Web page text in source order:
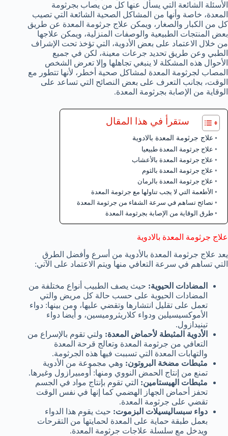
الأسئلة الشائعة التي يسأل عنها كل من يصاب بجرثومة
المعدة، خاصة وأنها من المشاكل الصحية الشائعة التي تصيب
كل من الكبار والصغار، ويمكن علاج جرثومة المعدة عن طريق
بعض المنتجات الطبيعية والوصفات المنزلية، ويمكن علاجها
من خلال الاعتماد على بعض الأدوية، التي تؤخذ تحت الإشراف
الطبي وعن طريق تحديد جرعات معينة، لكن في جميع
الأحوال هذه المشكلة لا ينبغي تجاهلها وإلا تعرض الشخص
المصاب لجرثومة المعدة لمشاكل صحية أخطر، لأنها تتطور مع
الوقت، بجانب التعرف على بعض النصائح التي تساعد على
الوقاية من الإصابة بجرثومة المعدة.
ستقرأ في هذا المقال
علاج جرثومة المعدة بالادوية
علاج جرثومة المعدة طبيعيا
علاج جرثومة المعدة بالأعشاب
علاج جرثومة المعدة بالثوم
علاج جرثومة المعدة بالرمان
الأطعمة التي لا يجب تناولها مع جرثومة المعدة
نصائح تساهم في سرعة الشفاء من جرثومة المعدة
طرق الوقاية من الإصابة بجرثومة المعدة
علاج جرثومة المعدة بالادوية
يعد علاج جرثومة المعدة بالأدوية من أسرع وأفضل الطرق
التي تساهم في سرعة التعافي منها ويتم الاعتماد على الآتي:
المضادات الحيوية: حيث يصف الطبيب أنواع مختلفة من
المضادات الحيوية على حسب حالة كل مريض والتي
تعمل على تقليل انتشارها وتقضي عليها، ومن بينها: دواء
الأموكسيسيلين ودواء كلاريثروميسين، و أيضا دواء
تينيدازول.
الأدوية المثبطة لأحماض المعدة: ولتي تقوم بالإسراع من
التعافي من جرثومة المعدة وتعالج قرحة المعدة
والتهابات المعدة التي تسببت فيها هذه الجرثومة.
مثبطات مضخة البروتون: وهي مجموعة من الأدوية
تمنع من إنتاج الحمض النووي ومنها: أومبيرازول وغيرها.
مثبطات الهيستامين: التي تقوم بإنتاج مواد في الجسم
تحفز أحماض الجهاز الهضمي كما إنها في نفس الوقت
تقضي على جرثومة المعدة.
دواء سبساليسيلات البزموت: حيث يقوم هذا الدواء
بعمل طبقة حماية على المعدة لحمايتها من التقرحات
ويدخل مع سلسلة علاجات جرثومة المعدة.